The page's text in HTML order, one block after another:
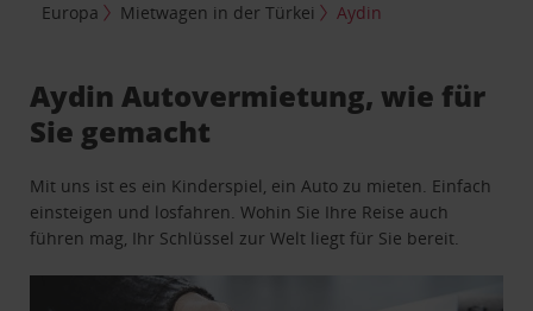
Europa
Mietwagen in der Türkei Aydin
Aydin Autovermietung, wie für
Sie gemacht
Mit uns ist es ein Kinderspiel, ein Auto zu mieten. Einfach
einsteigen und losfahren. Wohin Sie Ihre Reise auch
führen mag, Ihr Schlüssel zur Welt liegt für Sie bereit.